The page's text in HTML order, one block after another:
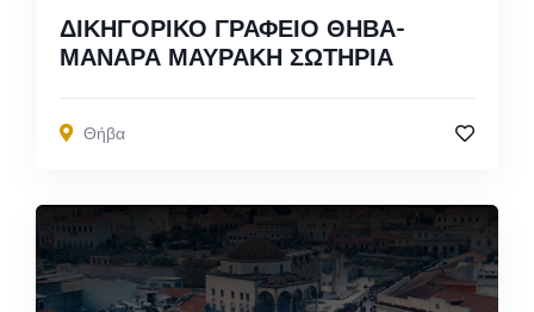
ΔΙΚΗΓΟΡΙΚΟ ΓΡΑΦΕΙΟ ΘΗΒΑ-
ΜΑΝΑΡΑ ΜΑΥΡΑΚΗ ΣΩΤΗΡΙΑ
Θήβα